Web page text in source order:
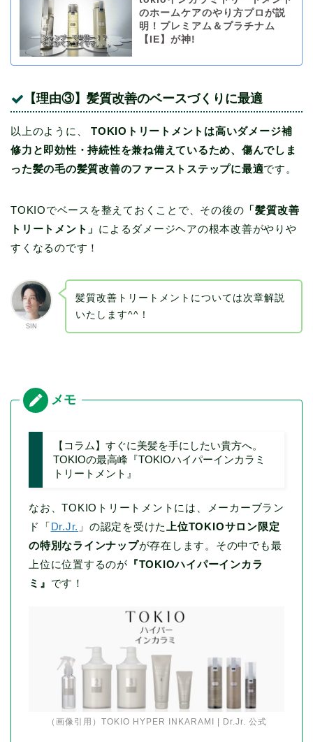
のホームケアのやり方プロが説
明！プレミアム＆プラチナム
【IE】が神!
【理由③】髪質改善のベースづくりに最適
以上のように、
TOKIOトリートメントは高いダメージ補
修力と即効性・持続性を兼ね備えているため、傷んでしま
った髪の毛の髪質改善のファーストステップに最適です。
TOKIOでベースを整えておくことで、その後の 「髪質改善
トリートメント」 によるダメージヘアの根本改善がやりや
すくなるのです！
SIN
髪質改善トリートメントについては次章解説
いたします^^！
【コラム】すぐに美髪を手にしたい貴方へ。
TOKIOの最高峰『TOKIOハイパーインカラミ
トリートメント』
なお、TOKIOトリートメントには、メーカーブラン
ド「Dr.Jr. 」の認定を受けた
上位TOKIOサロン限定
の特別なラインナップが存在します。その中でも最
上位に位置するのが 『TOKIOハイパーインカラ
ミ』 です！
（画像引用） TOKIO HYPER INKARAMI | Dr.Jr. 公式